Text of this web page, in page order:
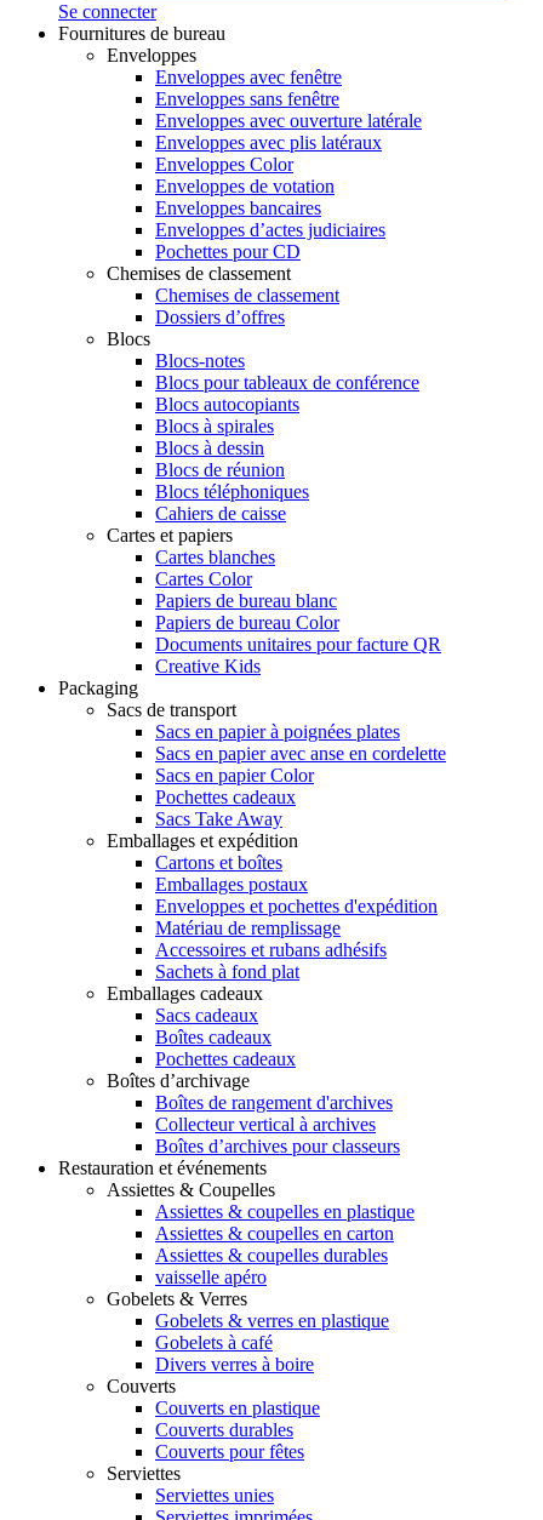
Se connecter
Fournitures de bureau
Enveloppes
Enveloppes avec fenêtre
Enveloppes sans fenêtre
Enveloppes avec ouverture latérale
Enveloppes avec plis latéraux
Enveloppes Color
Enveloppes de votation
Enveloppes bancaires
Enveloppes d’actes judiciaires
Pochettes pour CD
Chemises de classement
Chemises de classement
Dossiers d’offres
Blocs
Blocs-notes
Blocs pour tableaux de conférence
Blocs autocopiants
Blocs à spirales
Blocs à dessin
Blocs de réunion
Blocs téléphoniques
Cahiers de caisse
Cartes et papiers
Cartes blanches
Cartes Color
Papiers de bureau blanc
Papiers de bureau Color
Documents unitaires pour facture QR
Creative Kids
Packaging
Sacs de transport
Sacs en papier à poignées plates
Sacs en papier avec anse en cordelette
Sacs en papier Color
Pochettes cadeaux
Sacs Take Away
Emballages et expédition
Cartons et boîtes
Emballages postaux
Enveloppes et pochettes d'expédition
Matériau de remplissage
Accessoires et rubans adhésifs
Sachets à fond plat
Emballages cadeaux
Sacs cadeaux
Boîtes cadeaux
Pochettes cadeaux
Boîtes d’archivage
Boîtes de rangement d'archives
Collecteur vertical à archives
Boîtes d’archives pour classeurs
Restauration et événements
Assiettes & Coupelles
Assiettes & coupelles en plastique
Assiettes & coupelles en carton
Assiettes & coupelles durables
vaisselle apéro
Gobelets & Verres
Gobelets & verres en plastique
Gobelets à café
Divers verres à boire
Couverts
Couverts en plastique
Couverts durables
Couverts pour fêtes
Serviettes
Serviettes unies